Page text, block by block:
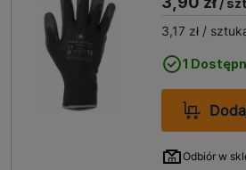
dostępne w naszym sklepie!
była prostsza i skuteczniejsza!
/
3,17 zł /
1
Odbiór w